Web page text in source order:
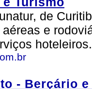
de
e
- Berçário